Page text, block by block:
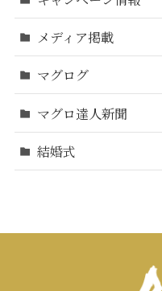
メディア掲載
マグログ
マグロ達人新聞
結婚式